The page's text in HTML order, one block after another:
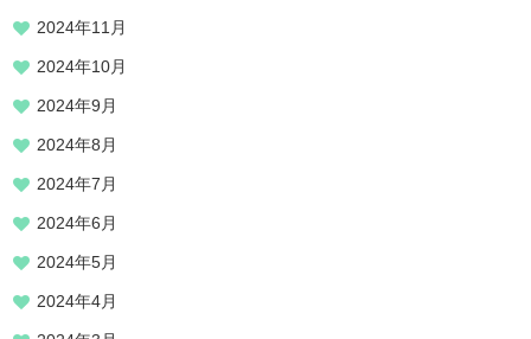
2024年11月
2024年10月
2024年9月
2024年8月
2024年7月
2024年6月
2024年5月
2024年4月